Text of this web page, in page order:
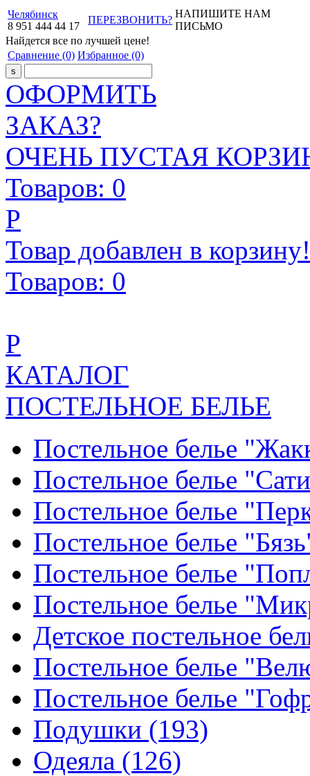
Челябинск
8 951 444 44 17
ПЕРЕЗВОНИТЬ?
НАПИШИТЕ НАМ
ПИСЬМО
Найдется все по лучшей цене!
Сравнение (0) Избранное (0)
ОФОРМИТЬ
ЗАКАЗ?
ОЧЕНЬ ПУСТАЯ
Товаров: 0
Р
Товар добавлен в корзину!
Товаров: 0
Р
КАТАЛОГ
ПОСТЕЛЬНОЕ БЕЛЬЕ
Постельное белье
Постельное белье
Постельное белье
Постельное белье
Постельное белье
Постельное белье
Детское постельное
Постельное белье
Постельное белье
Подушки (193)
Одеяла (126)